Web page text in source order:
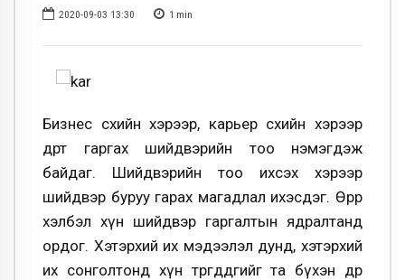
2020-09-03 13:30 1 min
Бизнес өсөхийн хэрээр, карьер өсөхийн хэрээр
өдөрт гаргах шийдвэрийн тоо нэмэгдэж
байдаг. Шийдвэрийн тоо ихсэх хэрээр
шийдвэр буруу гарах магадлал ихэсдэг. Өөрөөр
хэлбэл хүн шийдвэр гаргалтын ядралтанд
ордог. Хэтэрхий их мэдээлэл дунд, хэтэрхий
их сонголтонд хүн төөрөгддөгийг та бүхэн өдөр